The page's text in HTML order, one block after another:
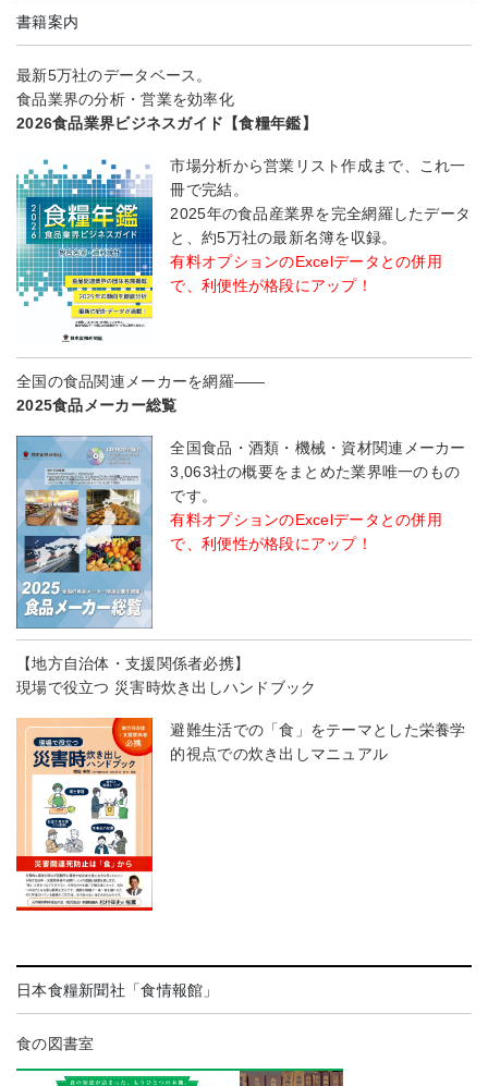
書籍案内
最新5万社のデータベース。
食品業界の分析・営業を効率化
2026食品業界ビジネスガイド【食糧年鑑】
市場分析から営業リスト作成まで、これ一
冊で完結。
2025年の食品産業界を完全網羅したデータ
と、約5万社の最新名簿を収録。
有料オプションのExcelデータとの併用
で、利便性が格段にアップ！
全国の食品関連メーカーを網羅――
2025食品メーカー総覧
全国食品・酒類・機械・資材関連メーカー
3,063社の概要をまとめた業界唯一のもの
です。
有料オプションのExcelデータとの併用
で、利便性が格段にアップ！
【地方自治体・支援関係者必携】
現場で役立つ 災害時炊き出しハンドブック
避難生活での「食」をテーマとした栄養学
的視点での炊き出しマニュアル
日本食糧新聞社「食情報館」
食の図書室